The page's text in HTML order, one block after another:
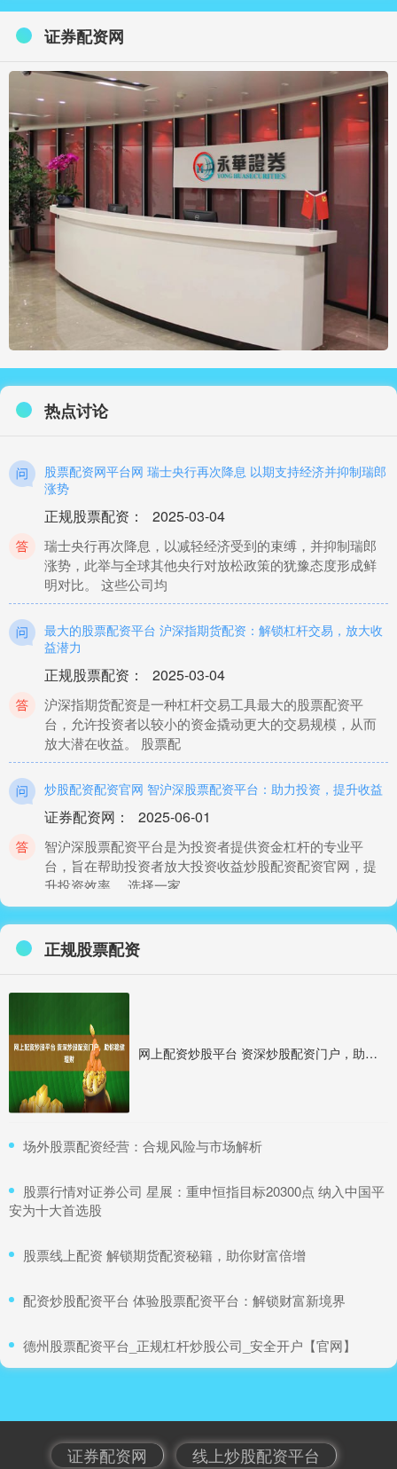
证券配资网
热点讨论
股票配资网平台网 瑞士央行再次降息 以期支持经济并抑制瑞郎
涨势
正规股票配资 ： 2025-03-04
瑞士央行再次降息，以减轻经济受到的束缚，并抑制瑞郎
涨势，此举与全球其他央行对放松政策的犹豫态度形成鲜
明对比。 这些公司均
最大的股票配资平台 沪深指期货配资：解锁杠杆交易，放大收
益潜力
正规股票配资 ： 2025-03-04
沪深指期货配资是一种杠杆交易工具最大的股票配资平
台，允许投资者以较小的资金撬动更大的交易规模，从而
放大潜在收益。 股票配
炒股配资配资官网 智沪深股票配资平台：助力投资，提升收益
证券配资网 ： 2025-06-01
智沪深股票配资平台是为投资者提供资金杠杆的专业平
台，旨在帮助投资者放大投资收益炒股配资配资官网，提
升投资效率。 选择一家
正规股票配资：
无需抵押，且资金使用
期货股票配资门户 正规股票配资软件：安全可靠，助你投资无
忧
证券配资网：
在股票投资领域，正规的配资软件至关重要。它不仅能为
忧。 * **放大收
正规股票配资： 2026-03-12
借助杠杆效应来放大收益。昆山期货配资应运而生，为投
泉州股票配资 股票配资资讯网：最新动态，专业解读，助你投
正规股票配资： 2025-03-04
股票配资资讯网是一个权威的在线平台，提供最新的股票
正规股票配资
网上配资炒股平台 资深炒股配资门户，助你稳健理财
​场外股票配资经营：合规风险与市场解析
​股票行情对证券公司 星展：重申恒指目标20300点 纳入中国平
安为十大首选股
​股票线上配资 解锁期货配资秘籍，助你财富倍增
​配资炒股配资平台 体验股票配资平台：解锁财富新境界
​德州股票配资平台_正规杠杆炒股公司_安全开户【官网】
证券配资网 线上炒股配资平台